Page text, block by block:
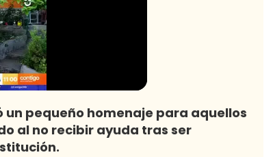
un pequeño homenaje para aquellos
al no recibir ayuda tras ser